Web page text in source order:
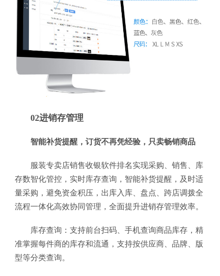
02进销存管理
智能补货提醒，订货不再凭经验，只卖畅销商品
服装专卖店销售收银软件排名实现采购、销售、库
存数智化管控，实时库存查询，智能补货提醒，及时适
量采购，避免资金积压，出库入库、盘点、跨店调拨全
流程一体化高效协同管理，全面提升进销存管理效率。
库存查询：支持前台扫码、手机查询商品库存，精
准掌握每件商的库存和流通，支持按供应商、品牌、版
型等分类查询。